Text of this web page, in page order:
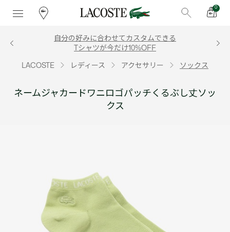
0
自分の好みに合わせてカスタムできる
Tシャツが今だけ10%OFF
LACOSTE レディース アクセサリー ソックス
ネームジャカードワニロゴパッチくるぶし丈ソッ
クス